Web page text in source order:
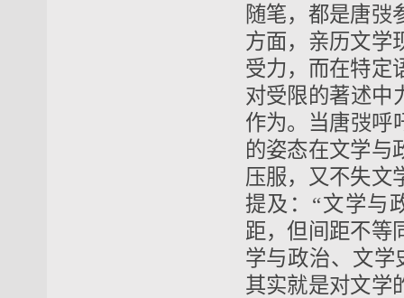
随笔，都是唐弢
方面，亲历文学
受力，而在特定
对受限的著述中
作为。当唐弢呼
的姿态在文学与
压服，又不失文
提及：“文学与
距，但间距不等
学与政治、文学
其实就是对文学